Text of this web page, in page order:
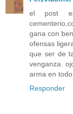
el post
gana con
ofensas
que ser de
venganza.
arma en
Responder